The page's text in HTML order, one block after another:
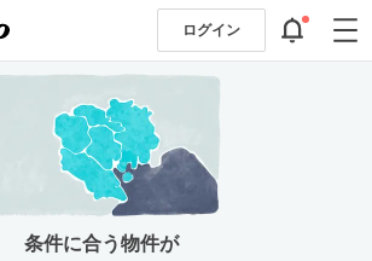
ログイン
条件に合う物件が